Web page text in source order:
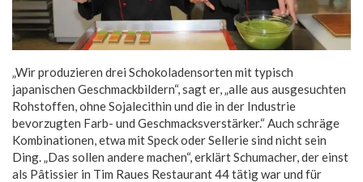
„Wir produzieren drei Schokoladensorten mit typisch
japanischen Geschmackbildern“, sagt er, „alle aus ausgesuchten
Rohstoffen, ohne Sojalecithin und die in der Industrie
bevorzugten Farb- und Geschmacksverstärker.“ Auch schräge
Kombinationen, etwa mit Speck oder Sellerie sind nicht sein
Ding. „Das sollen andere machen“, erklärt Schumacher, der einst
als Pâtissier in Tim Raues Restaurant 44 tätig war und für